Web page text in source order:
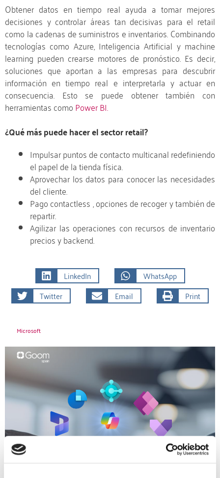
Obtener datos en tiempo real ayuda a tomar mejores
decisiones y controlar áreas tan decisivas para el retail
como la cadenas de suministros e inventarios. Combinando
tecnologías como Azure, Inteligencia Artificial y machine
learning pueden crearse motores de pronóstico. Es decir,
soluciones que aportan a las empresas para descubrir
información en tiempo real e interpretarla y actuar en
consecuencia. Esto se puede obtener también con
herramientas comoPower BI.
¿Qué más puede hacer el sector retail?
Impulsar puntos de contacto multicanal redefiniendo
el papel de la tienda física.
Aprovechar los datos para conocer las necesidades
del cliente.
Pago contactless , opciones de recoger y también de
repartir.
Agilizar las operaciones con recursos de inventario
precios y backend.
LinkedIn
WhatsApp
Twitter
Email Print
Microsoft